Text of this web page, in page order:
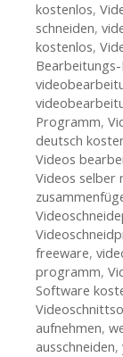
kostenlos,
schneiden,
kostenlos,
Programm,
deutsch
Videos
Videos selber
freeware,
programm,
Software
aufnehmen,
ausschneiden,